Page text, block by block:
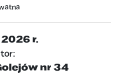
r.
nr 34